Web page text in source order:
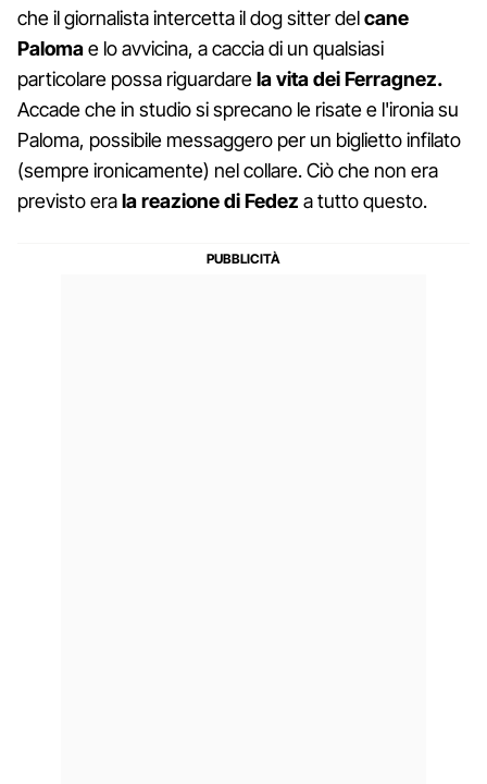
che il giornalista intercetta il dog sitter delcane
Palomae lo avvicina, a caccia di un qualsiasi
particolare possa riguardarela vita dei Ferragnez.
Accade che in studio si sprecano le risate e l'ironia su
Paloma, possibile messaggero per un biglietto infilato
(sempre ironicamente) nel collare. Ciò che non era
previsto erala reazione di Fedez a tutto questo.